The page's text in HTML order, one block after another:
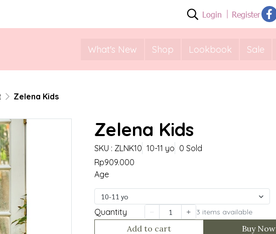
Login Register
What's New Shop Lookbook Sale
Zelena Kids
Zelena Kids
SKU : ZLNK10 10-11 yo 0 Sold
Rp909.000
Age
10-11 yo
Quantity 3 items available
Add to cart
Buy Now